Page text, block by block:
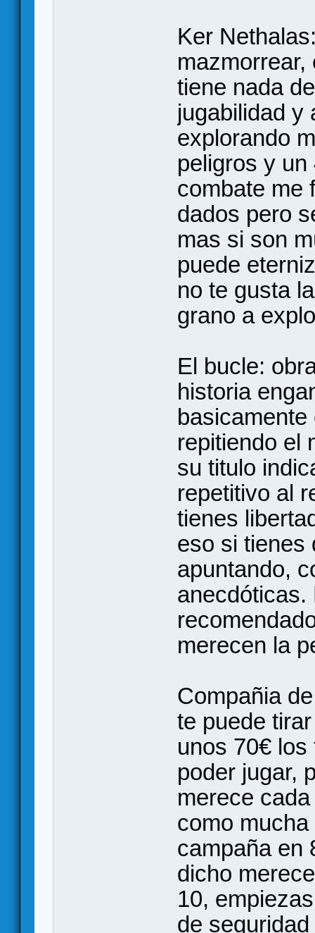
Ker
tiene nada
jugabilidad y
explorando
peligros y
combate me
dados pero
mas si son
puede
no te gusta
grano a
El bucle:
historia
repitiendo el
su titulo
repetitivo al
tienes
eso si tienes
apuntando,
anecdóticas.
merecen la
Compañia
te puede
unos 70€
poder jugar,
merece
como
campaña en
dicho
10,
de